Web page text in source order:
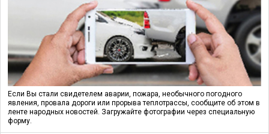
Если Вы стали свидетелем аварии, пожара, необычного погодного
явления, провала дороги или прорыва теплотрассы, сообщите об этом в
ленте народных новостей. Загружайте фотографии через специальную
форму.